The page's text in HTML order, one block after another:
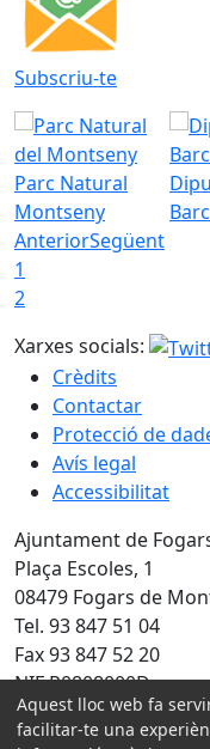
Subscriu-te
Parc Natural
Montseny
AnteriorSegüent
1
2
Xarxes socials:
Crèdits
Contactar
Protecció de
Avís legal
Accessibilitat
Ajuntament de
Plaça Escoles, 1
08479 Fogars de
Tel. 93 847 51 04
Fax 93 847 52 20
NIF P0808000D
Amb la col·laboració
Aquest lloc web fa
facilitar-te una